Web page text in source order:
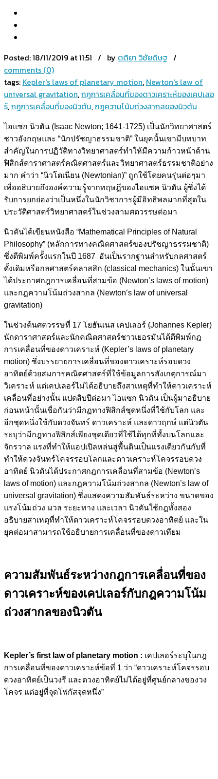
Posted:18/11/2019 at 11:51 / by ตติยา วิชัยดิษฐ /
comments (0)
tags: Kepler's laws of planetary motion, Newton's law of
universal gravitation,กฎการเคลื่อนที่ของดาวเคราะห์ของเคปเลอ
ร์,กฎการเคลื่อนที่ของนิวตัน,กฎความโน้มถ่วงสากลของนิวตัน
ไอแซก นิวตัน (Isaac Newton; 1641-1725) เป็นนักวิทยาศาสตร์
ชาวอังกฤษและ “นักปรัชญาธรรมชาติ” ในยุคนั้นเขามีบทบาท
สำคัญในการปฏิวัติทางวิทยาศาสตร์ทำให้มีความก้าวหน้าด้าน
ฟิสิกส์ดาราศาสตร์คณิตศาสตร์และวิทยาศาสตร์ธรรมชาติอย่าง
มาก คำว่า “นิวโตเนียน (Newtonian)” ถูกใช้โดยคนรุ่นต่อๆมา
เพื่ออธิบายถึงองค์ความรู้จากทฤษฎีของไอแซค นิวตัน ผู้ซึ่งได้
รับการยกย่องว่าเป็นหนึ่งในนักวิชาการผู้มีอิทธิพลมากที่สุดใน
ประวัติศาสตร์วิทยาศาสตร์ในช่วงสามศตวรรษต่อมา
นิวตันได้เขียนหนังสือ “Mathematical Principles of Natural
Philosophy” (หลักการทางคณิตศาสตร์ของปรัชญาธรรมชาติ)
ซึ่งตีพิมพ์ครั้งแรกในปี 1687 อันเป็นรากฐานสำหรับกลศาสตร์
ดั้งเดิมหรือกลศาสตร์คลาสสิก (classical mechanics) ในนั้นเขา
ได้ประกาศกฎการเคลื่อนที่สามข้อ (Newton’s laws of motion)
และกฎความโน้มถ่วงสากล (Newton’s law of universal
gravitation)
ในช่วงต้นศตวรรษที่ 17 โยฮันเนส เคปเลอร์ (Johannes Kepler)
นักดาราศาสตร์และนักคณิตศาสตร์ชาวเยอรมันได้ตีพิมพ์กฎ
การเคลื่อนที่ของดาวเคราะห์ (Kepler’s laws of planetary
motion) ซึ่งบรรยายการเคลื่อนที่ของดาวเคราะห์รอบดวง
อาทิตย์ด้วยสมการคณิตศาสตร์ที่ใช้ข้อมูลการสังเกตุการณ์มา
วิเคราะห์ แต่เคปเลอร์ไม่ได้อธิบายถึงสาเหตุที่ทำให้ดาวเคราะห์
เคลื่อนที่อย่างนั้น แปดสิบปีต่อมา ไอแซก นิวตัน เป็นผู้มาอธิบาย
ก่อนหน้านั้นเชื่อกันว่ามีกฏทางฟิสิกส์ชุดหนึ่งที่ใช้กับโลก และ
อีกชุดหนึ่งใช้กับดวงจันทร์ ดาวเคราะห์ และดาวฤกษ์ แต่นิวตัน
ระบุว่ามีกฎทางฟิสิกส์เพียงชุดเดียวที่ใช้ได้ทุกที่ทั้งบนโลกและ
จักรวาล แรงที่ทำให้แอปเปิลหล่นสู่พื้นดินเป็นแรงเดียวกันกับที่
ทำให้ดวงจันทร์โคจรรอบโลกและดาวเคราะห์โคจรรอบดวง
อาทิตย์ นิวตันได้ประกาศกฎการเคลื่อนที่สามข้อ (Newton’s
laws of motion) และกฎความโน้มถ่วงสากล (Newton’s law of
universal gravitation) ซึ่งแสดงความสัมพันธ์ระหว่าง ขนาดของ
แรงโน้มถ่วง มวล ระยะทาง และเวลา นิวตันใช้กฎทั้งสอง
อธิบายสาเหตุที่ทำให้ดาวเคราะห์โคจรรอบดวงอาทิตย์ และใน
ยุคต่อมาสามารถใช้อธิบายการเคลื่อนที่ของดาวเทียม
ความสัมพันธ์ระหว่างกฎการเคลื่อนที่ของ
ดาวเคราะห์ของเคปเลอร์กับกฎความโน้ม
ถ่วงสากลของนิวตัน
Kepler’s first law of planetary motion : เคปเลอร์ระบุในกฎ
การเคลื่อนที่ของดาวเคราะห์ข้อที่ 1 ว่า “ดาวเคราะห์โคจรรอบ
ดวงอาทิตย์เป็นวงรี และดวงอาทิตย์ไม่ได้อยู่ที่ศูนย์กลางของวง
โคจร แต่อยู่ที่จุดโฟกัสจุดหนึ่ง”